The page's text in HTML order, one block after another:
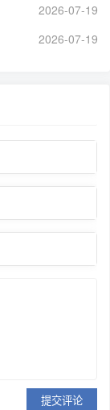
2026-07-19
2026-07-19
提交评论